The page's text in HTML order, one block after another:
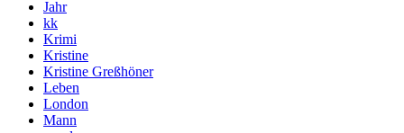
Jahr
kk
Krimi
Kristine
Kristine Greßhöner
Leben
London
Mann